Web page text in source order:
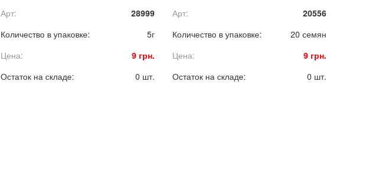
Арт:
28999
Количество в упаковке:
5г
Цена:
9 грн.
Остаток на складе:
0 шт.
желтая, плотная, хрустящая.
Арт:
20556
Количество в упаковке:
20 семян
Цена:
9 грн.
Остаток на складе:
0 шт.